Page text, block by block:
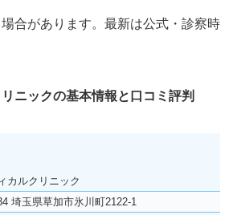
合があります。最新は公式・診察時
ニックの基本情報と口コミ評判
カルクリニック
埼玉県草加市氷川町2122-1